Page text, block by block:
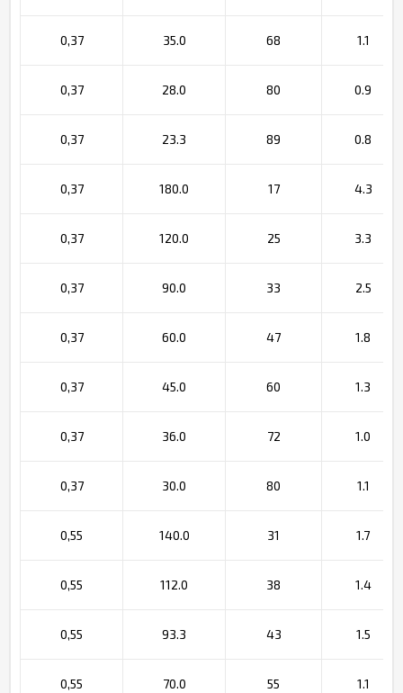
0,37 35.0 68 1.1
0,37 28.0 80 0.9
0,37 23.3 89 0.8
0,37 180.0 17 4.3
0,37 120.0 25 3.3
0,37 90.0 33 2.5
0,37 60.0 47 1.8
0,37 45.0 60 1.3
0,37 36.0 72 1.0
0,37 30.0 80 1.1
0,55 140.0 31 1.7
0,55 112.0 38 1.4
0,55 93.3 43 1.5
0,55 70.0 55 1.1